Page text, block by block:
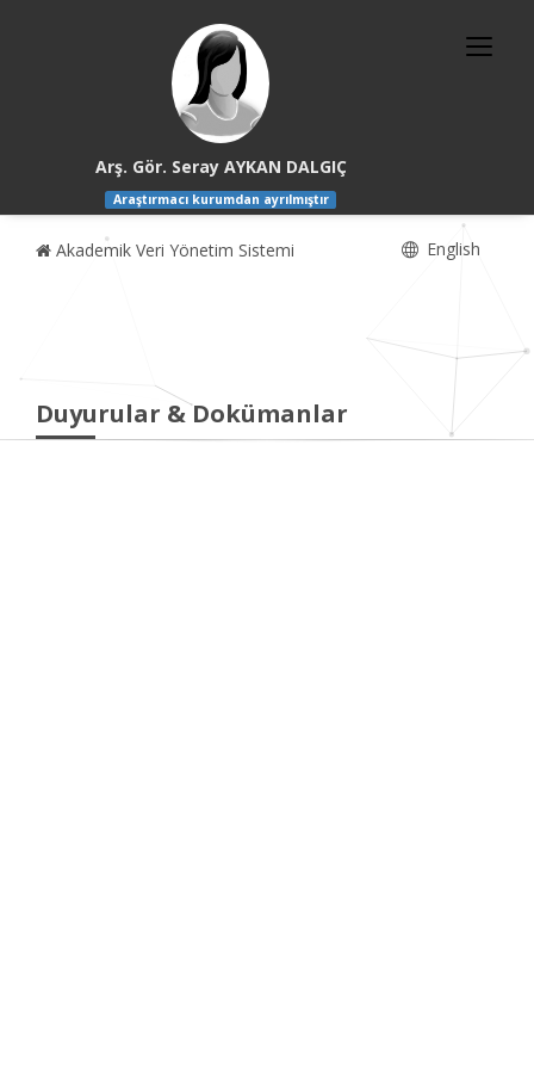
Arş. Gör. Seray AYKAN DALGIÇ
Araştırmacı kurumdan ayrılmıştır
Akademik Veri Yönetim Sistemi English
Duyurular & Dokümanlar